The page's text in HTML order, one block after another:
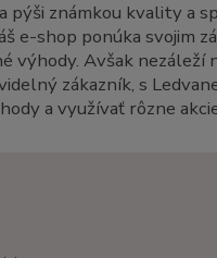
pýši známkou kvality a
e-shop ponúka svojim
výhody. Avšak nezáleží
zákazník, s
a využívať rôzne